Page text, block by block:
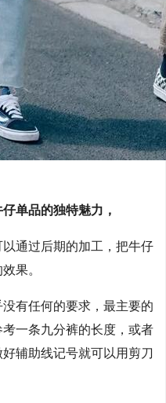
单品的独特魅力，
通过后期的加工，把牛仔
果。
有任何的要求，最主要的
一条九分裤的长度，或者
辅助线记号就可以用剪刀